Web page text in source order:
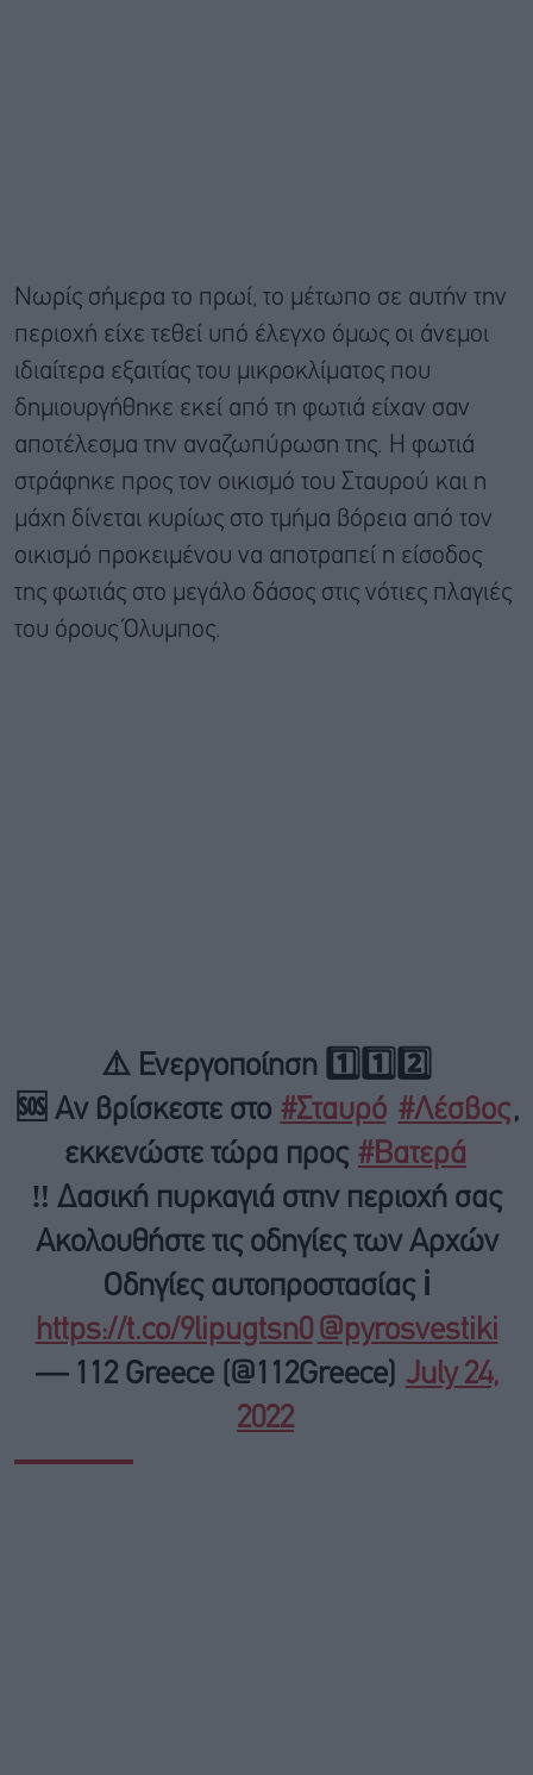
Νωρίς σήμερα το πρωί, το μέτωπο σε αυτήν την
περιοχή είχε τεθεί υπό έλεγχο όμως οι άνεμοι
ιδιαίτερα εξαιτίας του μικροκλίματος που
δημιουργήθηκε εκεί από τη φωτιά είχαν σαν
αποτέλεσμα την αναζωπύρωση της. Η φωτιά
στράφηκε προς τον οικισμό του Σταυρού και η
μάχη δίνεται κυρίως στο τμήμα βόρεια από τον
οικισμό προκειμένου να αποτραπεί η είσοδος
της φωτιάς στο μεγάλο δάσος στις νότιες πλαγιές
του όρους Όλυμπος.
⚠️ Ενεργοποίηση 1️⃣1️⃣2️⃣
🆘 Αν βρίσκεστε στο #Σταυρό #Λέσβος,
εκκενώστε τώρα προς #Βατερά
‼️ Δασική πυρκαγιά στην περιοχή σας
Ακολουθήστε τις οδηγίες των Αρχών
Οδηγίες αυτοπροστασίας ℹ️
https://t.co/9lipugtsn0 @pyrosvestiki
— 112 Greece (@112Greece)
July 24,
2022